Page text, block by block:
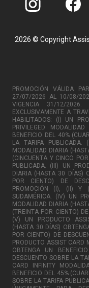
2026 © Copyright
PROMOCIÓN VÁLIDA
27/07/2026 AL 10/08/
VIGENCIA 31/12/2026.
EXCLUSIVAMENTE A
HABILITADOS: (I) UN
PRIVILEGED
BENEFICIO DEL 40%
LA TARIFA PUBLICADA.
MODALIDAD DIARIA
(CINCUENTA Y CINCO
PUBLICADA. (III) UN
DIARIA (HASTA 30 DÍAS)
POR CIENTO) DE
PROMOCIÓN (I), (II) Y
SUDAMÉRICA. (IV) UN
MODALIDAD DIARIA
(TREINTA POR CIENTO)
(V) UN PRODUCTO
(HASTA 30 DÍAS)
POR CIENTO) DE
PRODUCTO ASSIST CARD
OBTENGA UN
DESCUENTO SOBRE LA
CARD INFINITY
BENEFICIO DEL 45%
SOBRE LA TARIFA